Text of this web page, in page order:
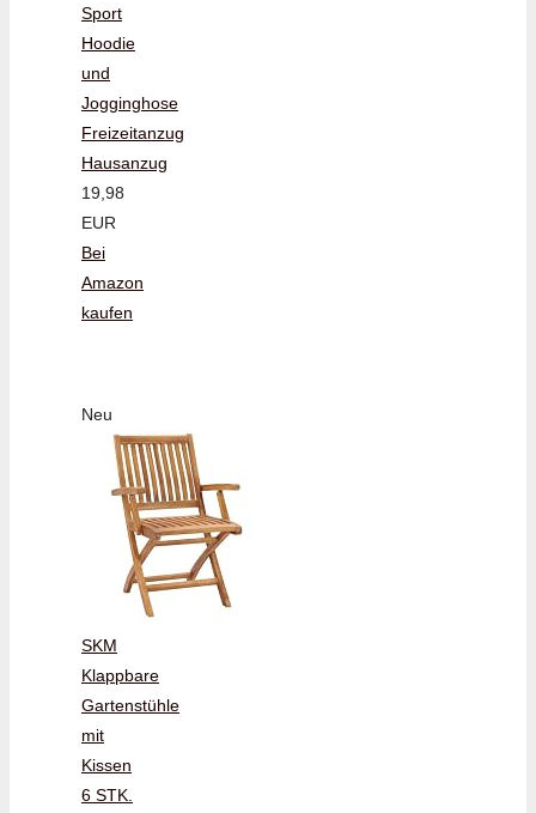
Sport
Hoodie
und
Jogginghose
Freizeitanzug
Hausanzug
19,98
EUR
Bei
Amazon
kaufen
Neu
SKM
Klappbare
Gartenstühle
mit
Kissen
6 STK.